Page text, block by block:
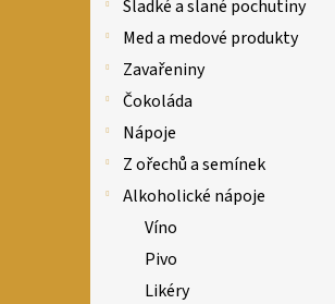
Sladké a slané pochutiny
Med a medové produkty
Zavařeniny
Čokoláda
Nápoje
Z ořechů a semínek
Alkoholické nápoje
Víno
Pivo
Likéry